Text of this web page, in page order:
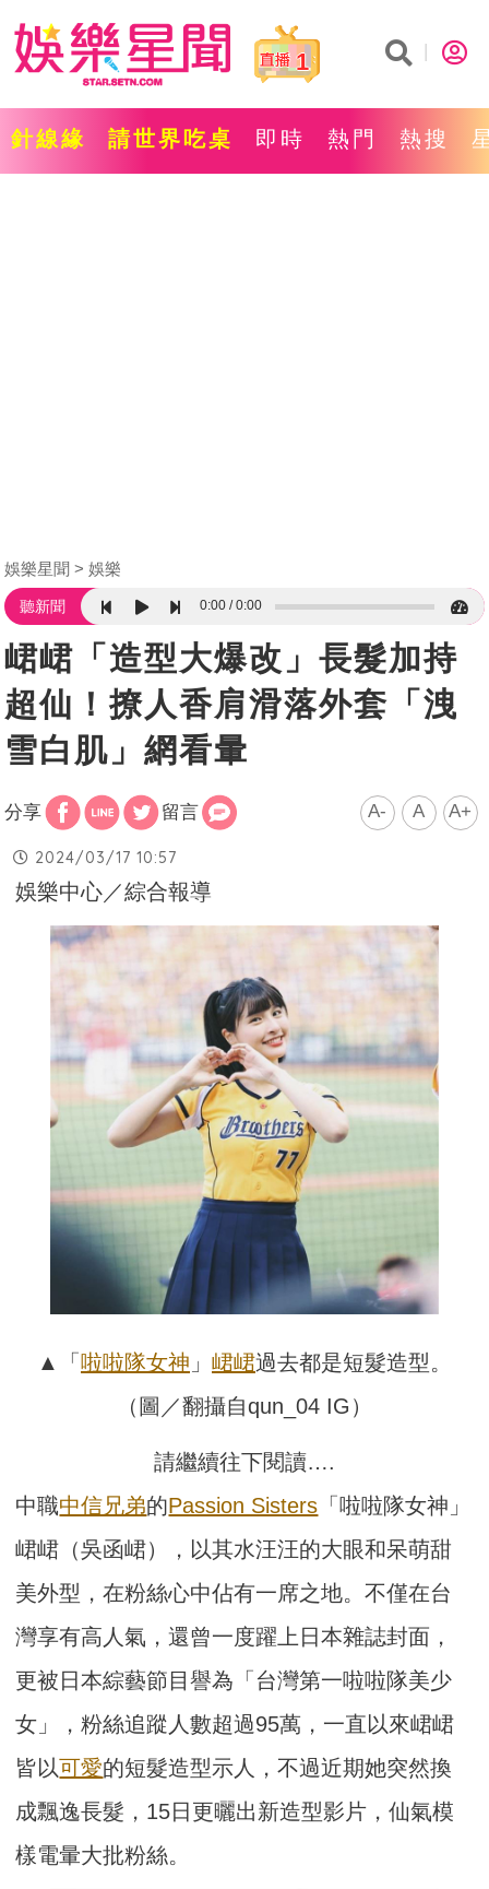
1
針線緣 請世界吃桌 即時 熱門 熱搜
娛樂星聞 娛樂
聽新聞 0:00 0:00
峮峮「造型大爆改」長髮加持
超仙！撩人香肩滑落外套「洩
雪白肌」網看暈
分享 留言 A- A A+
2024/03/17 10:57
娛樂中心／綜合報導
▲「 啦啦隊女神 」 峮峮過去都是短髮造型。
（圖／翻攝自qun_04 IG）
請繼續往下閱讀….
中職中信兄弟的Passion Sisters 「啦啦隊女神」
峮峮（吳函峮），以其水汪汪的大眼和呆萌甜
美外型，在粉絲心中佔有一席之地。不僅在台
灣享有高人氣，還曾一度躍上日本雜誌封面，
更被日本綜藝節目譽為「台灣第一啦啦隊美少
女」，粉絲追蹤人數超過95萬，一直以來峮峮
皆以可愛的短髮造型示人，不過近期她突然換
成飄逸長髮，15日更曬出新造型影片，仙氣模
樣電暈大批粉絲。